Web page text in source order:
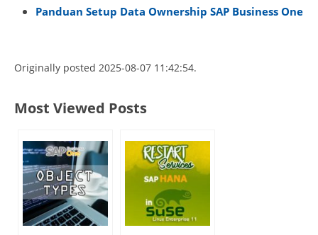
Panduan Setup Data Ownership SAP Business One
Originally posted 2025-08-07 11:42:54.
Most Viewed Posts